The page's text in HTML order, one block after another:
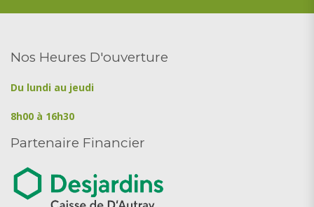
Nos Heures D'ouverture
Du lundi au jeudi
8h00 à 16h30
Partenaire Financier